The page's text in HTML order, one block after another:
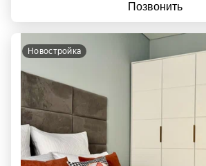
Позвонить
новостройка